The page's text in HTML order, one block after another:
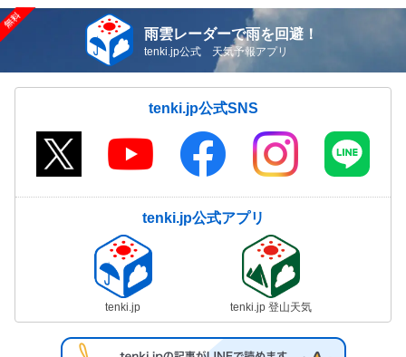
雨雲レーダーで雨を回避！
tenki.jp公式 天気予報アプリ
tenki.jp公式SNS
tenki.jp公式アプリ
tenki.jp tenki.jp 登山天気